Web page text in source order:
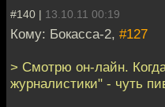
#140 | 13.10.11 00:19
Кому: Бокасса-2, #127
> Смотрю он-лайн.
журналистики" - чуть